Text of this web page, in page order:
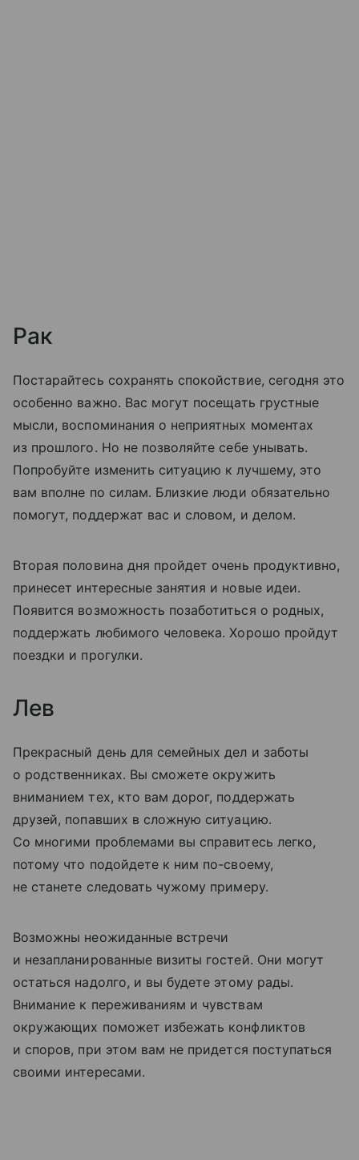
Рак
Постарайтесь сохранять спокойствие, сегодня это
особенно важно. Вас могут посещать грустные
мысли, воспоминания о неприятных моментах
из прошлого. Но не позволяйте себе унывать.
Попробуйте изменить ситуацию к лучшему, это
вам вполне по силам. Близкие люди обязательно
помогут, поддержат вас и словом, и делом.
Вторая половина дня пройдет очень продуктивно,
принесет интересные занятия и новые идеи.
Появится возможность позаботиться о родных,
поддержать любимого человека. Хорошо пройдут
поездки и прогулки.
Лев
Прекрасный день для семейных дел и заботы
о родственниках. Вы сможете окружить
вниманием тех, кто вам дорог, поддержать
друзей, попавших в сложную ситуацию.
Со многими проблемами вы справитесь легко,
потому что подойдете к ним по-своему,
не станете следовать чужому примеру.
Возможны неожиданные встречи
и незапланированные визиты гостей. Они могут
остаться надолго, и вы будете этому рады.
Внимание к переживаниям и чувствам
окружающих поможет избежать конфликтов
и споров, при этом вам не придется поступаться
своими интересами.